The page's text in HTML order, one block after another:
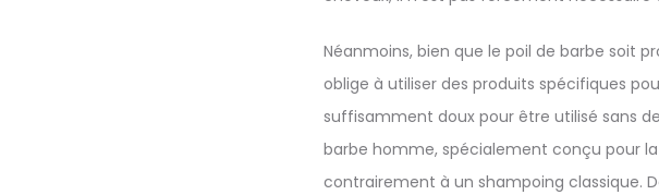
Néanmoins, bien que le poil de barbe soit
oblige à utiliser des produits spécifiques
suffisamment doux pour être utilisé sans
barbe homme, spécialement conçu pour
contrairement à un shampoing classique.